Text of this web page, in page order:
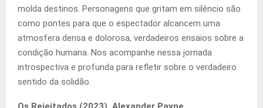
molda destinos. Personagens que gritam em silêncio são
como pontes para que o espectador alcancem uma
atmosfera densa e dolorosa, verdadeiros ensaios sobre a
condição humana. Nos acompanhe nessa jornada
introspectiva e profunda para refletir sobre o verdadeiro
sentido da solidão.